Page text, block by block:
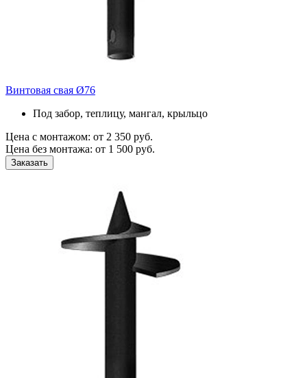
Винтовая свая Ø76
Под забор, теплицу, мангал, крыльцо
Цена с монтажом: от 2 350 руб.
Цена без монтажа: от 1 500 руб.
Заказать